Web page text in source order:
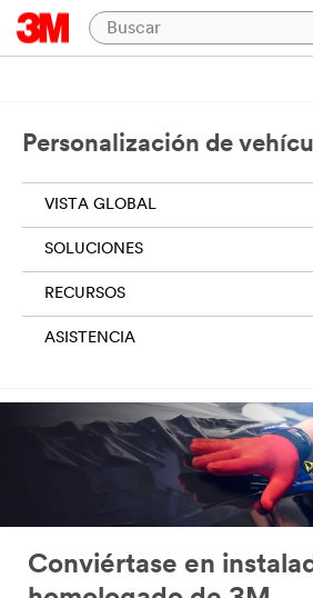
Personalización de
VISTA GLOBAL
SOLUCIONES
RECURSOS
ASISTENCIA
Conviértase en